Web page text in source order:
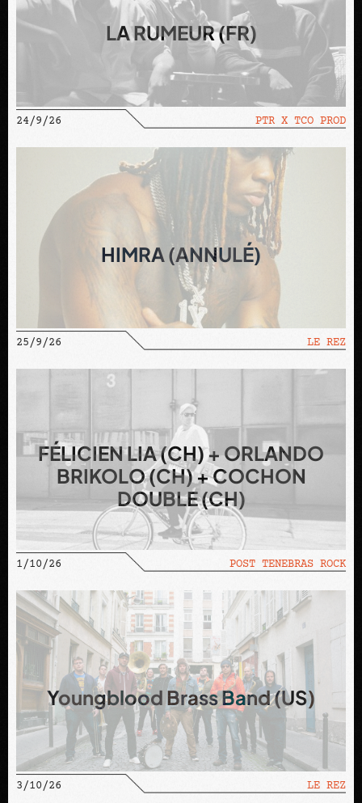
LA RUMEUR (FR)
24/9/26 PTR X TCO PROD
HIMRA (ANNULÉ)
25/9/26 LE REZ
FÉLICIEN LIA (CH) + ORLANDO
BRIKOLO (CH) + COCHON
DOUBLE (CH)
1/10/26 POST TENEBRAS ROCK
Youngblood Brass Band (US)
3/10/26 LE REZ